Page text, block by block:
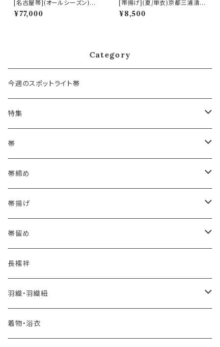
[名古屋帯](オールシーズン)米
沢 近賢織物 謹製 蜃気楼 オー
ロラ 八寸帯 絹×和紙 日本製(商
¥77,000
[帯揚げ](夏/単衣)京都三浦清商
店 謹製『京バレンシア』正絹 日
本製(商品番号:17573)
¥8,500
Category
今週のスポットライト帯
特集
浴衣にも！夏の帯揚げ
海のいろ ～sea-green～
格ある夏の名古屋帯（都の絽綴れ）
おとなの浴衣(有松 鳴海絞り)
自宅で洗える！本麻長襦袢
憧れの高級カジュアル帯
河合美術織物 訪問着に合わせる袋帯
帯
- 博多帯
夏・単衣用(夏帯)
- 西陣織
夏・単衣用(夏帯)
- 紬帯・自然布
- 琉球帯
- 染め帯
- 袋帯・洒落袋帯
帯締め
- おびやオリジナル
- 細平唐組 (7mmスリム帯締め)
- 田中節子
帯揚げ
- おびやオリジナル
- 京都 三浦清商店
- 大津工房 荒尾ちどり
帯留め
-おびやオリジナル
長襦袢
羽織・羽織紐
-おびやオリジナル
着物・浴衣